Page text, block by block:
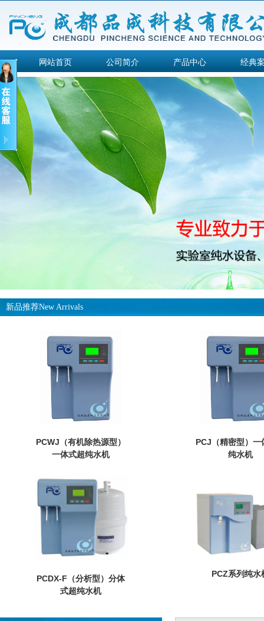
网站首页 公司简介 产品中心 经典
新品推荐New Arrivals
PCWJ（有机除热源型）
一体式超纯水机
PCJ（精密型）一
纯水机
PCDX-F（分析型）分体
式超纯水机
PCZ系列纯水